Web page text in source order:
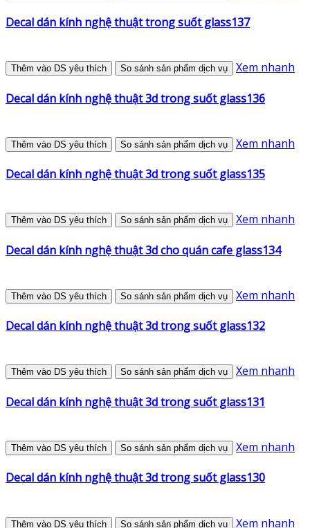
Decal dán kính nghệ thuật trong suốt glass137
Thêm vào DS yêu thích So sánh sản phẩm dịch vụ Xem nhanh
Decal dán kính nghệ thuật 3d trong suốt glass136
Thêm vào DS yêu thích So sánh sản phẩm dịch vụ Xem nhanh
Decal dán kính nghệ thuật 3d trong suốt glass135
Thêm vào DS yêu thích So sánh sản phẩm dịch vụ Xem nhanh
Decal dán kính nghệ thuật 3d cho quán cafe glass134
Thêm vào DS yêu thích So sánh sản phẩm dịch vụ Xem nhanh
Decal dán kính nghệ thuật 3d trong suốt glass132
Thêm vào DS yêu thích So sánh sản phẩm dịch vụ Xem nhanh
Decal dán kính nghệ thuật 3d trong suốt glass131
Thêm vào DS yêu thích So sánh sản phẩm dịch vụ Xem nhanh
Decal dán kính nghệ thuật 3d trong suốt glass130
Thêm vào DS yêu thích So sánh sản phẩm dịch vụ Xem nhanh